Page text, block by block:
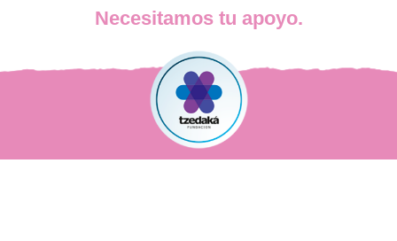
Necesitamos tu apoyo.